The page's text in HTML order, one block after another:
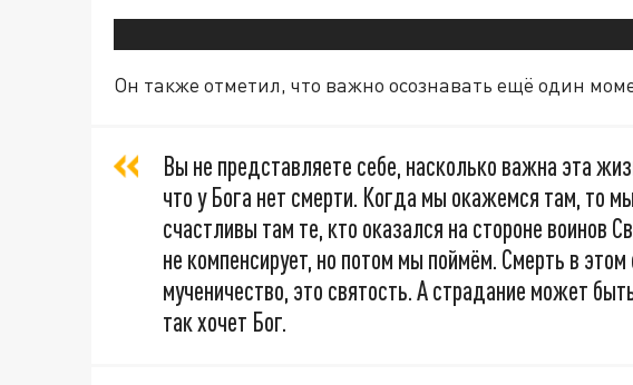
Он также отметил, что важно осознавать ещё один
Вы не представляете себе, насколько важна эта
что у Бога нет смерти. Когда мы окажемся там, то
счастливы там те, кто оказался на стороне воинов
не компенсирует, но потом мы поймём. Смерть в
мученичество, это святость. А страдание может
так хочет Бог.